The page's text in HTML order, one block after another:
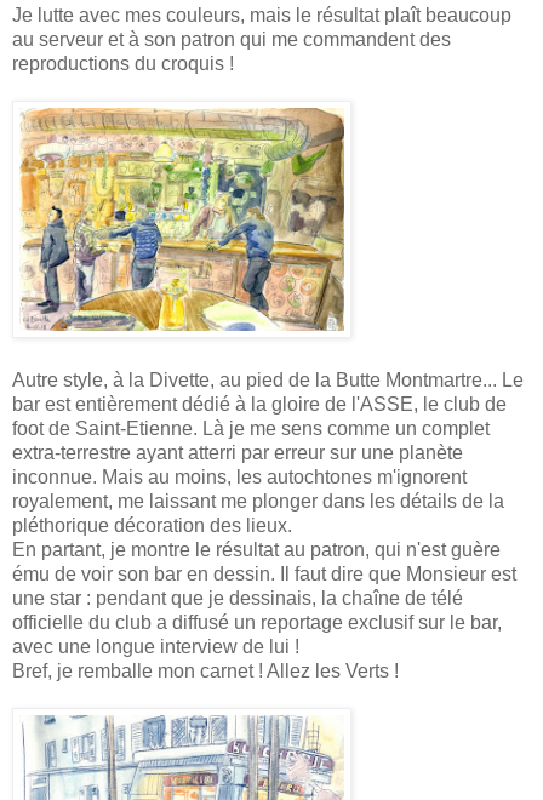
Je lutte avec mes couleurs, mais le résultat plaît beaucoup
au serveur et à son patron qui me commandent des
reproductions du croquis !
Autre style, à la Divette, au pied de la Butte Montmartre... Le
bar est entièrement dédié à la gloire de l'ASSE, le club de
foot de Saint-Etienne. Là je me sens comme un complet
extra-terrestre ayant atterri par erreur sur une planète
inconnue. Mais au moins, les autochtones m'ignorent
royalement, me laissant me plonger dans les détails de la
pléthorique décoration des lieux.
En partant, je montre le résultat au patron, qui n'est guère
ému de voir son bar en dessin. Il faut dire que Monsieur est
une star : pendant que je dessinais, la chaîne de télé
officielle du club a diffusé un reportage exclusif sur le bar,
avec une longue interview de lui !
Bref, je remballe mon carnet ! Allez les Verts !